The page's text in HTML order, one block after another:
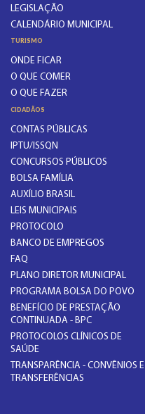
LEGISLAÇÃO
CALENDÁRIO MUNICIPAL
TURISMO
ONDE FICAR
O QUE COMER
O QUE FAZER
CIDADÃOS
CONTAS PÚBLICAS
IPTU/ISSQN
CONCURSOS PÚBLICOS
BOLSA FAMÍLIA
AUXÍLIO BRASIL
LEIS MUNICIPAIS
PROTOCOLO
BANCO DE EMPREGOS
FAQ
PLANO DIRETOR MUNICIPAL
PROGRAMA BOLSA DO POVO
BENEFÍCIO DE PRESTAÇÃO
CONTINUADA - BPC
PROTOCOLOS CLÍNICOS DE
SAÚDE
TRANSPARÊNCIA - CONVÊNIOS E
TRANSFERÊNCIAS